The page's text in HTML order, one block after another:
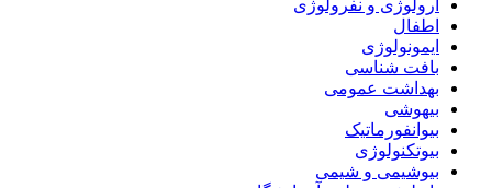
ارولوژی و نفرولوژی
اطفال
ایمونولوژی
بافت شناسی
بهداشت عمومی
بیهوشی
بیوانفورماتیک
بیوتکنولوژی
بیوشیمی و شیمی